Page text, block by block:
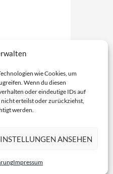
wie Cookies, um
Wenn du diesen
oder eindeutige IDs auf
erteilst oder zurückziehst,
werden.
ANSEHEN
Impressum